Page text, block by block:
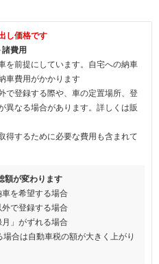
し価格です
費用
を前提にしています。自宅への納車
車費用がかかります
で登録する際や、車の定置場所、登
異なる場合があります。詳しくは販
するために必要な費用も含まれて
額が変わります
を希望する場合
で登録する場合
」がずれる場合
場合は自動車税の額が大きく上がり